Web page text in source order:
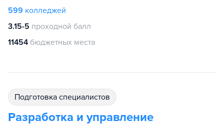
599 колледжей
3.15-5 проходной балл
11454 бюджетных места
подготовка специалистов
Разработка и управление